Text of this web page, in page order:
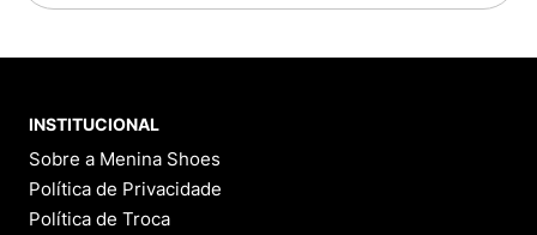
INSTITUCIONAL
Sobre a Menina Shoes
Política de Privacidade
Política de Troca